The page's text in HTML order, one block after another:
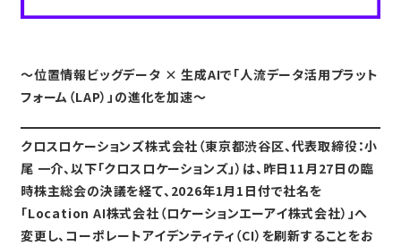
〜位置情報ビッグデータ × 生成AIで「人流データ活用プラット
フォーム（LAP）」の進化を加速〜
クロスロケーションズ株式会社（東京都渋谷区、代表取締役：小
尾 一介、以下「クロスロケーションズ」）は、昨日11月27日の臨
時株主総会の決議を経て、2026年1月1日付で社名を
「Location AI株式会社（ロケーションエーアイ株式会社）」へ
変更し、コーポレートアイデンティティ（CI）を刷新することをお